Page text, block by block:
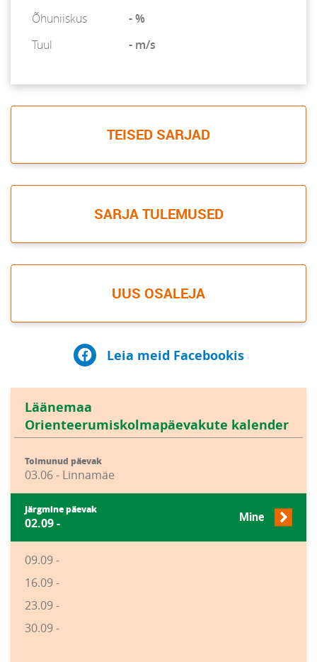
Õhuniiskus
- %
Tuul
- m/s
TEISED SARJAD
SARJA TULEMUSED
UUS OSALEJA
Leia meid Facebookis
Läänemaa
Orienteerumiskolmapäevakute kalender
Toimunud päevak
03.06 - Linnamäe
Järgmine päevak
02.09 - Mine
09.09 -
16.09 -
23.09 -
30.09 -